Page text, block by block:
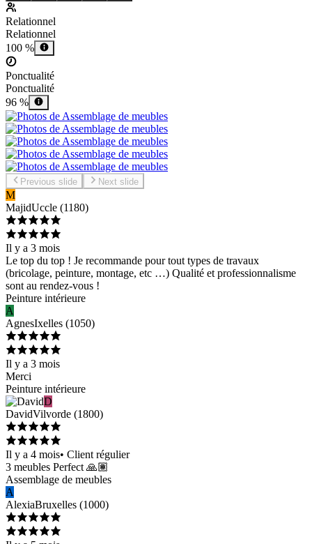
Relationnel
Relationnel
100 %
Ponctualité
Ponctualité
96 %
Previous slide Next slide
M
MajidUccle (1180)
Il y a 3 mois
Le top du top ! Je recommande pour tout types de travaux
(bricolage, peinture, montage, etc …) Qualité et professionnalisme
sont au rendez-vous !
Peinture intérieure
A
AgnesIxelles (1050)
Il y a 3 mois
Merci
Peinture intérieure
D
DavidVilvorde (1800)
Il y a 4 mois• Client régulier
3 meubles Perfect 🙏🏽
Assemblage de meubles
A
AlexiaBruxelles (1000)